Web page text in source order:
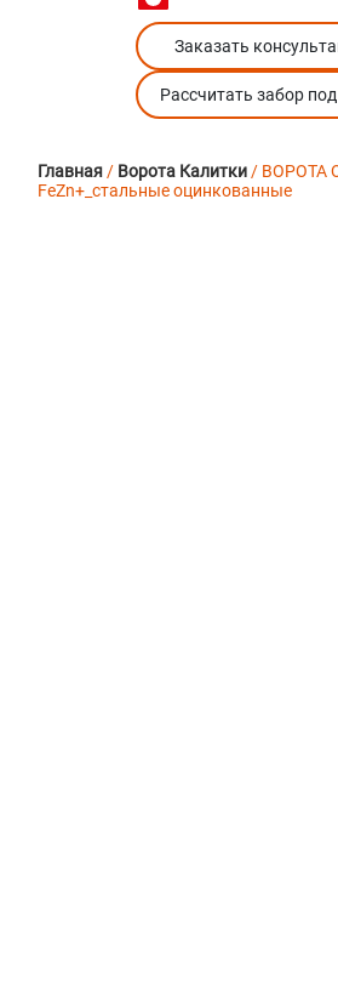
Заказать
Рассчитать забор
Главная/ Ворота Калитки/ ВОРОТА
FeZn+_стальные оцинкованные